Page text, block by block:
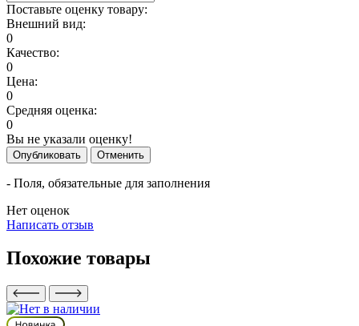
Поставьте оценку товару:
Внешний вид:
0
Качество:
0
Цена:
0
Средняя оценка:
0
Вы не указали оценку!
Опубликовать Отменить
- Поля, обязательные для заполнения
Нет оценок
Написать отзыв
Похожие товары